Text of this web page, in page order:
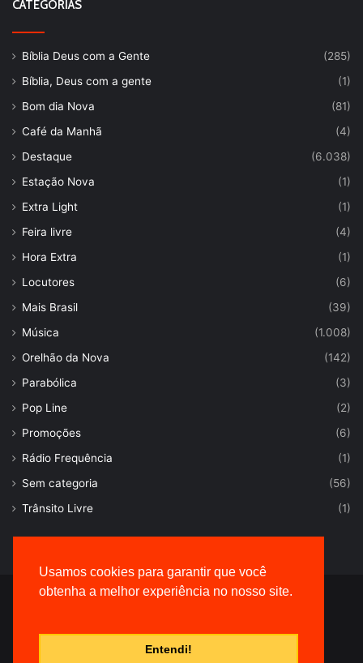
Usamos cookies para garantir que você
obtenha a melhor experiência no nosso site.
Entendi!
CATEGORIAS
Bíblia Deus com a Gente
(285)
Bíblia, Deus com a gente
(1)
Bom dia Nova
(81)
Café da Manhã
(4)
Destaque
(6.038)
Estação Nova
(1)
Extra Light
(1)
Feira livre
(4)
Hora Extra
(1)
Locutores
(6)
Mais Brasil
(39)
Música
(1.008)
Orelhão da Nova
(142)
Parabólica
(3)
Pop Line
(2)
Promoções
(6)
Rádio Frequência
(1)
Sem categoria
(56)
Trânsito Livre
(1)